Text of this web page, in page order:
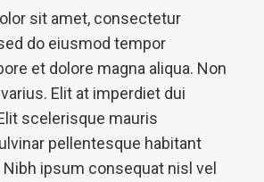
sit amet, consectetur
do eiusmod tempor
et dolore magna aliqua. Non
Elit at imperdiet dui
scelerisque mauris
pellentesque habitant
ipsum consequat nisl vel